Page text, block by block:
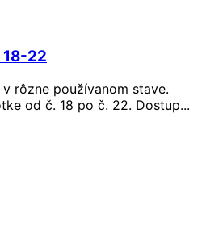
22
rôzne používanom stave.
od č. 18 po č. 22. Dostup...